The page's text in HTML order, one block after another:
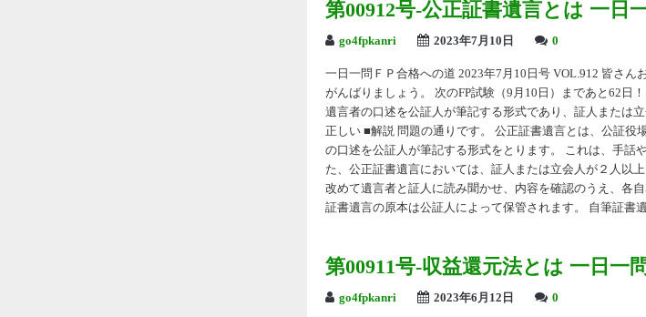
第00912号-公正証書遺言とは 一日
go4fpkanri 2023年7月10日 0
一日一問ＦＰ合格への道 2023年7月10日号 VOL.912 皆さん
がんばりましょう。 次のFP試験（9月10日）まであと62日
遺言者の口述を公証人が筆記する形式であり、証人または
正しい ■解説 問題の通りです。 公正証書遺言とは、公証
の口述を公証人が筆記する形式をとります。 これは、手話
た、公正証書遺言においては、証人または立会人が２人以
改めて遺言者と証人に読み聞かせ、内容を確認のうえ、各
証書遺言の原本は公証人によって保管されます。 自筆証書
第00911号-収益還元法とは 一日一
go4fpkanri 2023年6月12日 0